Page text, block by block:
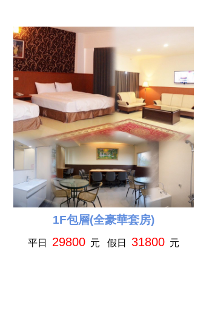
1F包層(全豪華套房)
平日 29800元 假日 31800元